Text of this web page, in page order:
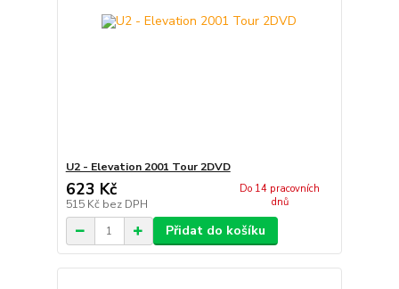
U2 - Elevation 2001 Tour 2DVD
623 Kč
515 Kč bez DPH
Do 14 pracovních
dnů
Přidat do košíku